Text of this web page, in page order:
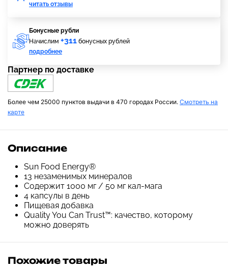
читать отзывы
Бонусные рубли
Начислим +311 бонусных рублей
подробнее
Партнер по доставке
Более чем 25000 пунктов выдачи в 470 городах России. Смотреть на
карте
Описание
Sun Food Energy®
13 незаменимых минералов
Содержит 1000 мг / 50 мг кал-мага
4 капсулы в день
Пищевая добавка
Quality You Can Trust™: качество, которому
можно доверять
Похожие товары